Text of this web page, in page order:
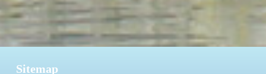
Sitemap